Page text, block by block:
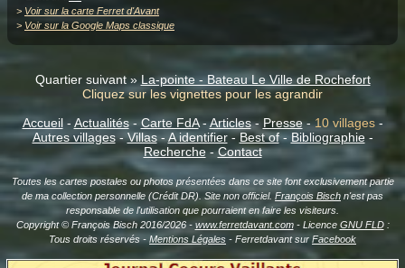
> Voir sur la carte Ferret d'Avant
> Voir sur la Google Maps classique
Quartier suivant » La-pointe - Bateau Le Ville de Rochefort
Cliquez sur les vignettes pour les agrandir
Accueil- Actualités-Carte FdA-Articles- Presse-10 villages-
Autres villages-Villas- A identifier-Best of- Bibliographie-
Recherche-Contact
Toutes les cartes postales ou photos présentées dans ce site font exclusivement partie
de ma collection personnelle (Crédit DR). Site non officiel. François Bisch n'est pas
responsable de l'utilisation que pourraient en faire les visiteurs.
Copyright © François Bisch 2016/2026 - www.ferretdavant.com- Licence GNU FLD:
Tous droits réservés - Mentions Légales - Ferretdavant sur Facebook